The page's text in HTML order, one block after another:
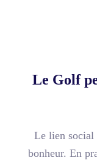
Le Golf
Le lien social
bonheur. En